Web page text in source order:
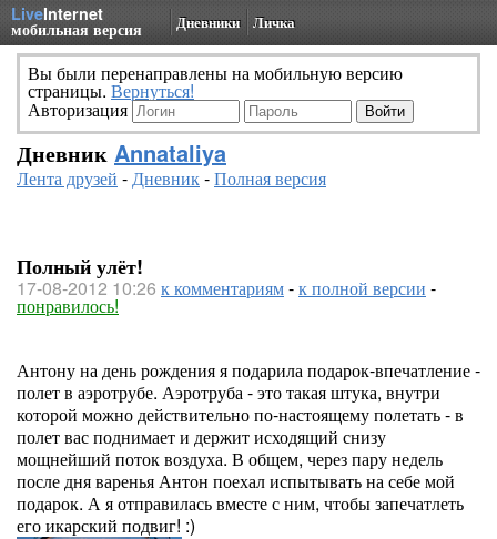
LiveInternet
мобильная версия Дневники Личка
Вы были перенаправлены на мобильную версию
страницы. Вернуться!
Авторизация
Дневник Annataliya
Лента друзей -Дневник-Полная версия
Полный улёт!
17-08-2012 10:26 к комментариям-к полной версии -
понравилось!
Антону на день рождения я подарила подарок-впечатление -
полет в аэротрубе. Аэротруба - это такая штука, внутри
которой можно действительно по-настоящему полетать - в
полет вас поднимает и держит исходящий снизу
мощнейший поток воздуха. В общем, через пару недель
после дня варенья Антон поехал испытывать на себе мой
подарок. А я отправилась вместе с ним, чтобы запечатлеть
его икарский подвиг! :)